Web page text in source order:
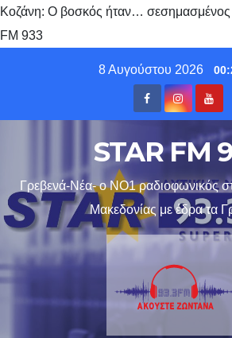
Κοζάνη: Ο βοσκός ήταν… σεσημασμένος
FM 933
8 Αυγούστου 2026
STAR FM
Γρεβενά-Νέα- ο ΝΟ1 ραδιοφωνικός
Μακεδονίας με έδρα τα